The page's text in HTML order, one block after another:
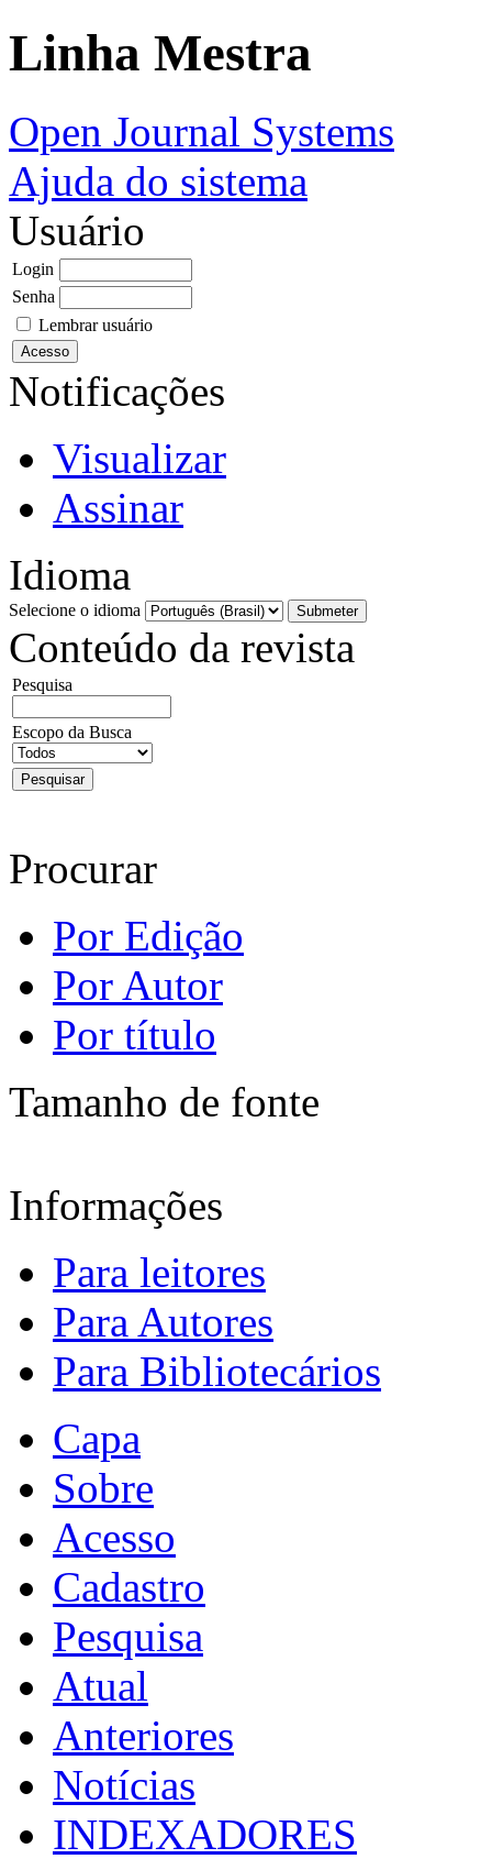
Linha Mestra
Open Journal Systems
Ajuda do sistema
Usuário
Login
Senha
Lembrar usuário
Notificações
Visualizar
Assinar
Idioma
Selecione o idioma
Conteúdo da revista
Pesquisa
Escopo da Busca
Procurar
Por Edição
Por Autor
Por título
Tamanho de fonte
Informações
Para leitores
Para Autores
Para Bibliotecários
Capa
Sobre
Acesso
Cadastro
Pesquisa
Atual
Anteriores
Notícias
INDEXADORES